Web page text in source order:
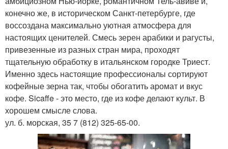
конечно же, в историческом Санкт-петербурге, где
воссоздана максимально уютная атмосфера для
настоящих ценителей. Смесь зерен арабики и рагусты,
привезенные из разных стран мира, проходят
тщательную обработку в итальянском городке Триест.
Именно здесь настоящие профессионалы сортируют
кофейные зерна так, чтобы обогатить аромат и вкус
кофе. Sicaffe - это место, где из кофе делают культ. В
хорошем смысле слова.
ул. б. морская, 35 7 (812) 325-65-00.